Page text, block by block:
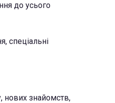
до усього
спеціальні
знайомств,